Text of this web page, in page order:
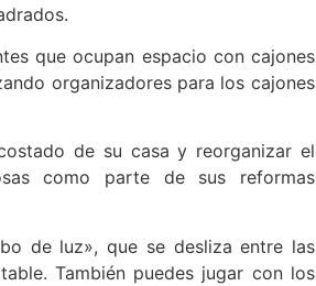
que ocupan espacio con cajones
organizadores para los cajones
de su casa y reorganizar el
como parte de sus reformas
de luz», que se desliza entre las
También puedes jugar con los